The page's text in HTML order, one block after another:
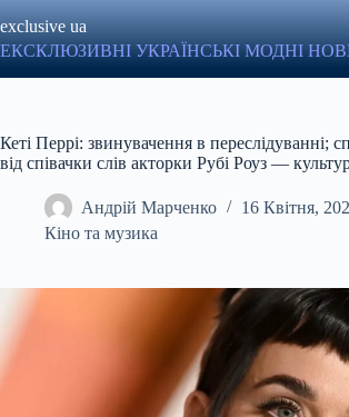
до
вмісту
exclusive ua
ЕКСКЛЮЗИВНІ УКРАЇНСЬКІ МОДНІ
Кеті Перрі: звинувачення в переслідуванні;
від співачки слів акторки Рубі Роуз —
Андрій Марченко
16 Квітня,
Кіно та музика